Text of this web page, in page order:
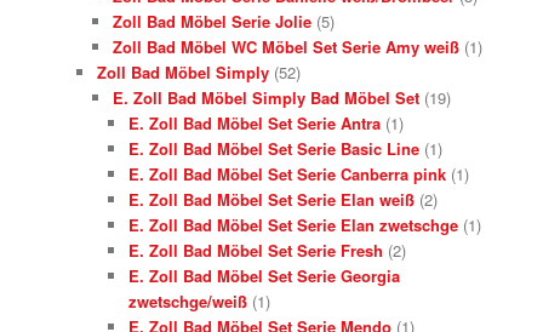
Zoll Bad Möbel Serie Jolie (5)
Zoll Bad Möbel WC Möbel Set Serie Amy weiß (1)
Zoll Bad Möbel Simply (52)
E. Zoll Bad Möbel Simply Bad Möbel Set (19)
E. Zoll Bad Möbel Set Serie Antra (1)
E. Zoll Bad Möbel Set Serie Basic Line (1)
E. Zoll Bad Möbel Set Serie Canberra pink (1)
E. Zoll Bad Möbel Set Serie Elan weiß (2)
E. Zoll Bad Möbel Set Serie Elan zwetschge (1)
E. Zoll Bad Möbel Set Serie Fresh (2)
E. Zoll Bad Möbel Set Serie Georgia
zwetschge/weiß (1)
E. Zoll Bad Möbel Set Serie Mendo (1)